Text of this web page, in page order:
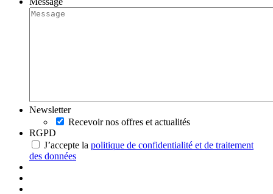
Newsletter
Recevoir nos offres et actualités
RGPD
J’accepte la politique de confidentialité et de traitement
des données